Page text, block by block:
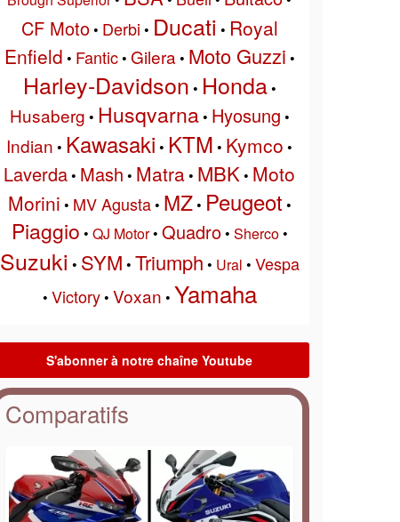
CF Moto• Derbi • Ducati • Royal
Enfield • Fantic• Gilera • Moto Guzzi •
Harley-Davidson • Honda•
Husaberg • Husqvarna• Hyosung •
Indian • Kawasaki • KTM • Kymco •
Laverda• Mash • Matra• MBK • Moto
Morini • MV Agusta• MZ• Peugeot •
Piaggio • QJ Motor• Quadro• Sherco•
Suzuki • SYM • Triumph • Ural • Vespa
• Victory• Voxan • Yamaha
Comparatifs